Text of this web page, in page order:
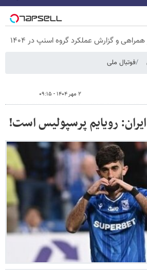
و گزارش عملکرد گروه اسنپ در ۱۴۰۴
فوتبال ملی
۲ مهر ۱۴۰۴ - ۰۹:۱۵
رویایم پرسپولیس است!